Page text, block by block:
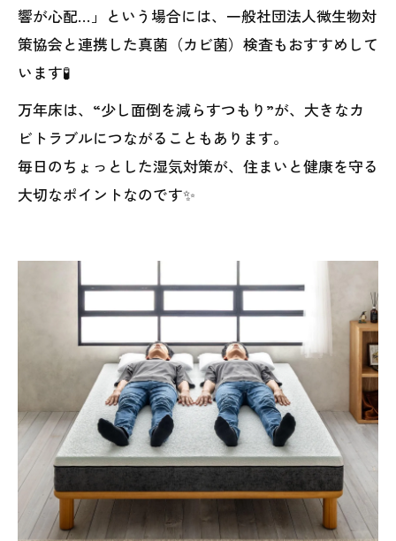
響が心配…」という場合には、一般社団法人微生物対
策協会と連携した真菌（カビ菌）検査もおすすめして
います🧪
万年床は、“少し面倒を減らすつもり”が、大きなカ
ビトラブルにつながることもあります。
毎日のちょっとした湿気対策が、住まいと健康を守る
大切なポイントなのです✨